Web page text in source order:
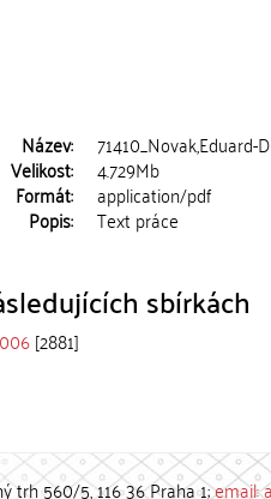
Název: 71410_Novak,Eduard-
Velikost: 4.729Mb
Formát: application/pdf
Popis: Text práce
sbírkách
[2881]
trh 560/5, 116 36 Praha 1;email: